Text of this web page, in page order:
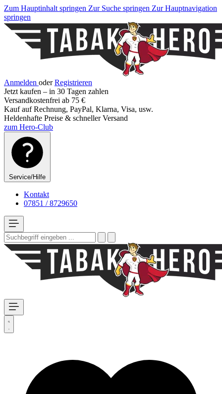
Zum Hauptinhalt springen Zur Suche springen Zur Hauptnavigation
springen
Anmelden oder Registrieren
Jetzt kaufen – in 30 Tagen zahlen
Versandkostenfrei ab 75 €
Kauf auf Rechnung, PayPal, Klarna, Visa, usw.
Heldenhafte Preise & schneller Versand
zum Hero-Club
Service/Hilfe
Kontakt
07851 / 8729650